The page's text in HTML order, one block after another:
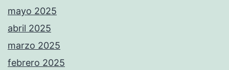
mayo 2025
abril 2025
marzo 2025
febrero 2025